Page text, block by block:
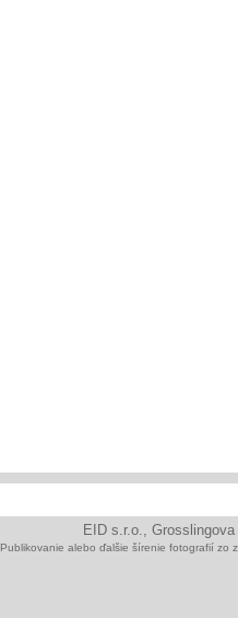
EID s.r.o.,
Publikovanie alebo ďalšie šírenie fotografií zo